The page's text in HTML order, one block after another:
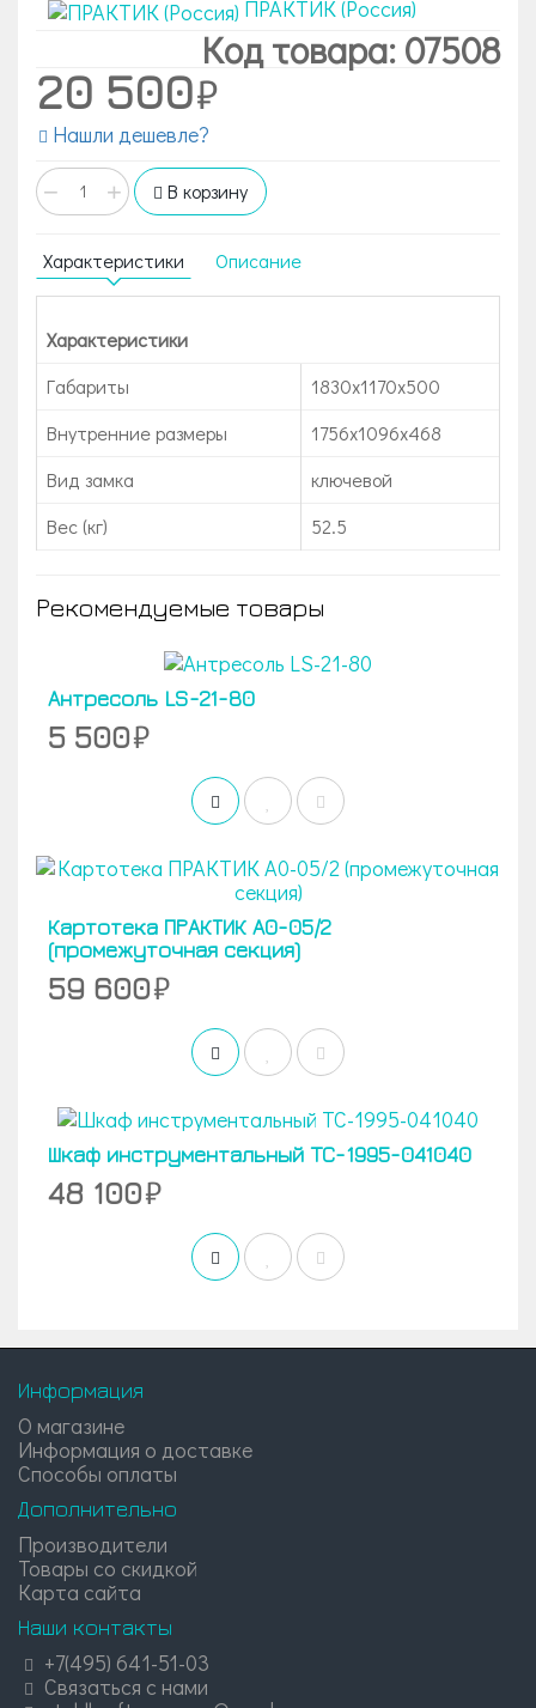
ПРАКТИК (Россия)
Код товара: 07508
20 500
Нашли дешевле?
− + В корзину
Характеристики Описание
Характеристики
Габариты
1830x1170x500
Внутренние размеры
1756x1096x468
Вид замка
ключевой
Вес (кг)
52.5
Рекомендуемые товары
Антресоль LS-21-80
5 500
Картотека ПРАКТИК А0-05/2
(промежуточная секция)
59 600
Шкаф инструментальный TC-1995-041040
48 100
Информация
О магазине
Информация о доставке
Способы оплаты
Дополнительно
Производители
Товары со скидкой
Карта сайта
Наши контакты
+7(495) 641-51-03
Связаться с нами